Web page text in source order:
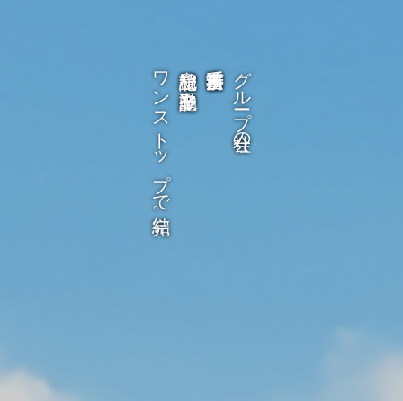
グループ会社の
司法書士事務所で
相続登記や不動産登記も
ワンストップで完結。